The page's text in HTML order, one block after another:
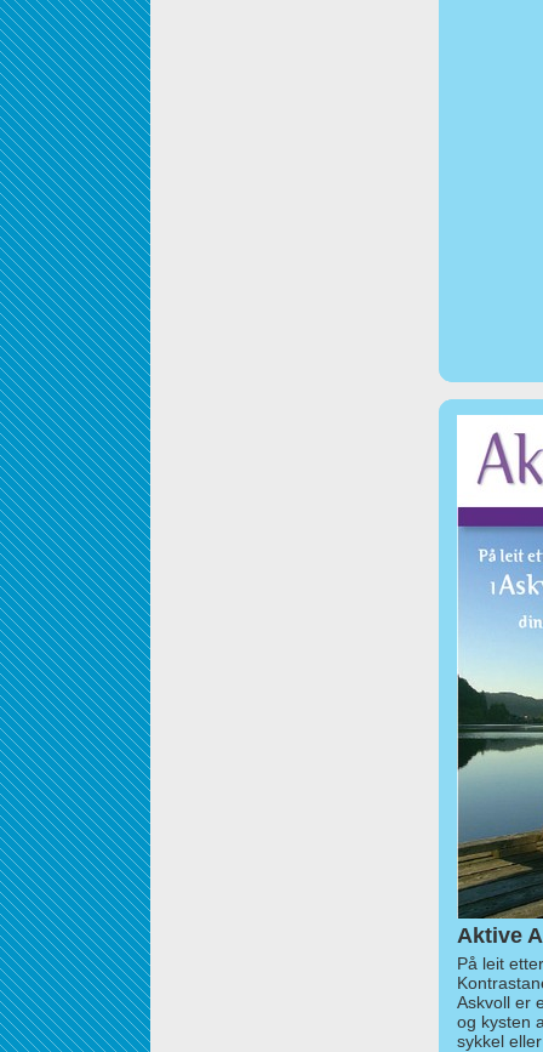
Aktive
På leit
Askvoll er
og kysten
sykkel